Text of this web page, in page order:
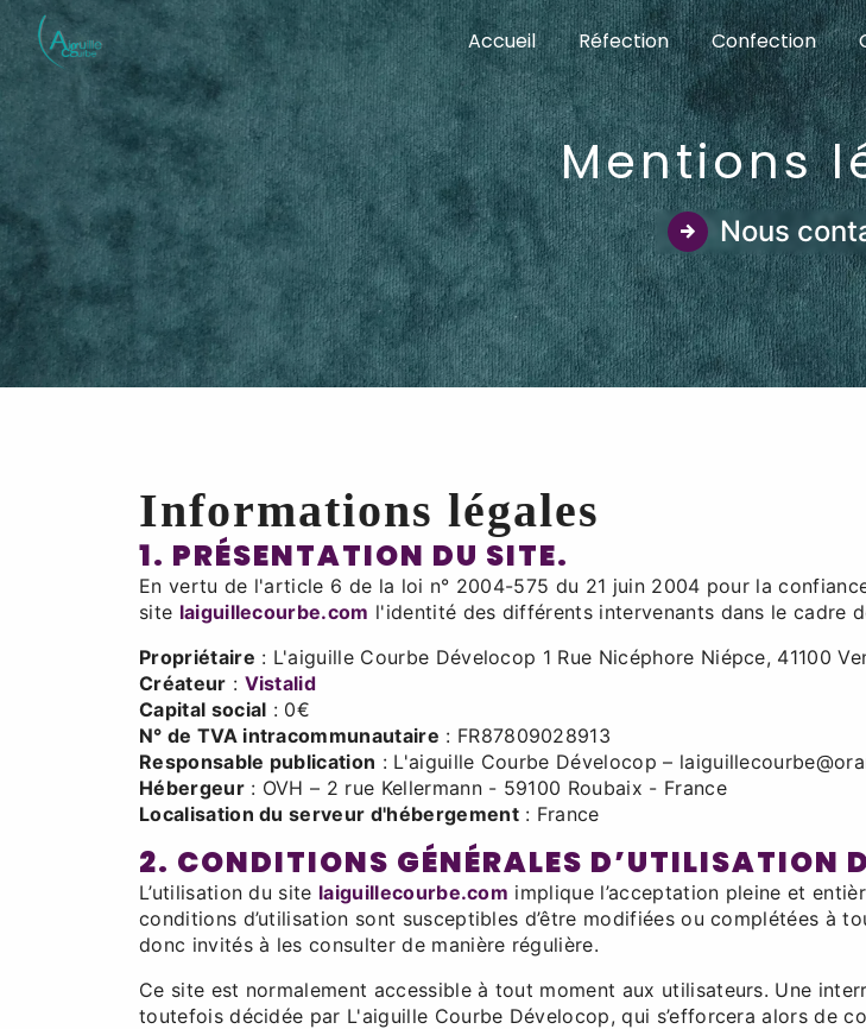
Accueil Réfection Confection
Mentions
Nous
Informations légales
1. PRÉSENTATION DU SITE.
En vertu de l'article 6 de la loi n° 2004-575 du 21 juin 2004 pour la
site laiguillecourbe.com l'identité des différents intervenants dans le cadre
Propriétaire : L'aiguille Courbe Dévelocop 1 Rue Nicéphore Niépce, 41100
Créateur : Vistalid
Capital social : 0€
N° de TVA intracommunautaire : FR87809028913
Responsable publication : L'aiguille Courbe Dévelocop –
Hébergeur: OVH – 2 rue Kellermann - 59100 Roubaix - France
Localisation du serveur d'hébergement: France
2. CONDITIONS GÉNÉRALES D’UTILISATION
L’utilisation du site laiguillecourbe.com implique l’acceptation pleine et
conditions d’utilisation sont susceptibles d’être modifiées ou complétées à
donc invités à les consulter de manière régulière.
Ce site est normalement accessible à tout moment aux utilisateurs. Une
toutefois décidée par L'aiguille Courbe Dévelocop, qui s’efforcera alors de
Panneau de gestion des cookies